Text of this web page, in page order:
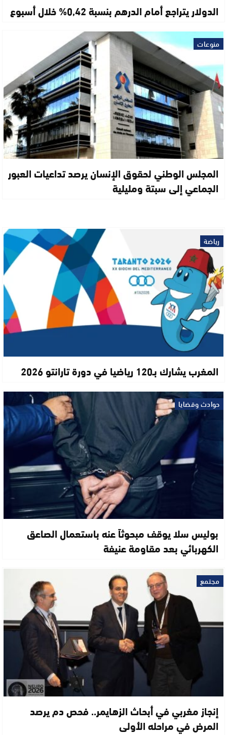
الدولار يتراجع أمام الدرهم بنسبة 0,42% خلال أسبوع
منوعات
المجلس الوطني لحقوق الإنسان يرصد تداعيات العبور
الجماعي إلى سبتة ومليلية
رياضة
المغرب يشارك بـ120 رياضيا في دورة تارانتو 2026
حوادث وقضايا
بوليس سلا يوقف مبحوثاً عنه باستعمال الصاعق
الكهربائي بعد مقاومة عنيفة
مجتمع
إنجاز مغربي في أبحاث الزهايمر.. فحص دم يرصد
المرض في مراحله الأولى